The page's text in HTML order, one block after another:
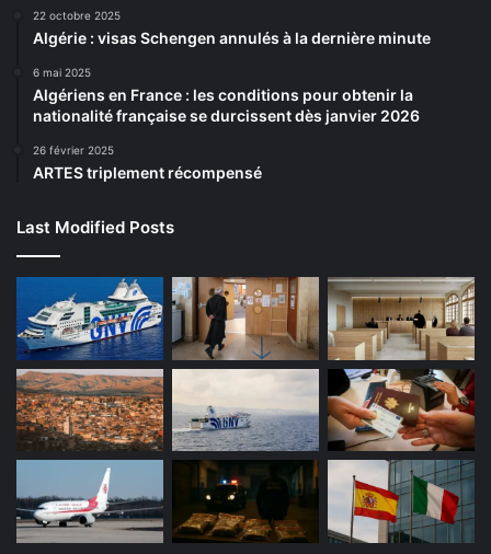
22 octobre 2025
Algérie : visas Schengen annulés à la dernière minute
6 mai 2025
Algériens en France : les conditions pour obtenir la
nationalité française se durcissent dès janvier 2026
26 février 2025
ARTES triplement récompensé
Last Modified Posts